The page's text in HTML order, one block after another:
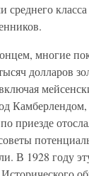
среднего
многие
долларов
приезде
В 1928 году